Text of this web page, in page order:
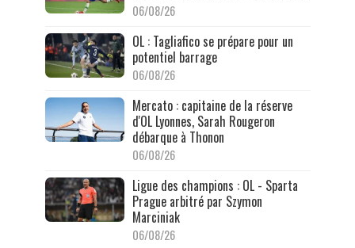
06/08/26
OL : Tagliafico se prépare pour un
potentiel barrage
06/08/26
Mercato : capitaine de la réserve
d'OL Lyonnes, Sarah Rougeron
débarque à Thonon
06/08/26
Ligue des champions : OL - Sparta
Prague arbitré par Szymon
Marciniak
06/08/26